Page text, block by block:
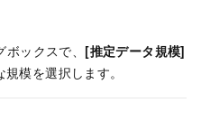
ックスで、 [推定データ規模]
模を選択します。